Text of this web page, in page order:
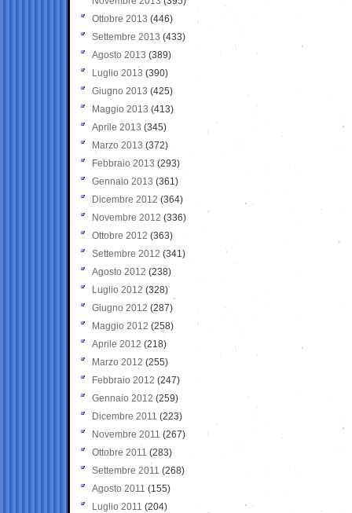
Ottobre 2013 (446)
Settembre 2013 (433)
Agosto 2013 (389)
Luglio 2013 (390)
Giugno 2013 (425)
Maggio 2013 (413)
Aprile 2013 (345)
Marzo 2013 (372)
Febbraio 2013 (293)
Gennaio 2013 (361)
Dicembre 2012 (364)
Novembre 2012 (336)
Ottobre 2012 (363)
Settembre 2012 (341)
Agosto 2012 (238)
Luglio 2012 (328)
Giugno 2012 (287)
Maggio 2012 (258)
Aprile 2012 (218)
Marzo 2012 (255)
Febbraio 2012 (247)
Gennaio 2012 (259)
Dicembre 2011 (223)
Novembre 2011 (267)
Ottobre 2011 (283)
Settembre 2011 (268)
Agosto 2011 (155)
Luglio 2011 (204)